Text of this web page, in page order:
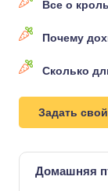
Все о
Почему
Сколько
Задать
Домашняя